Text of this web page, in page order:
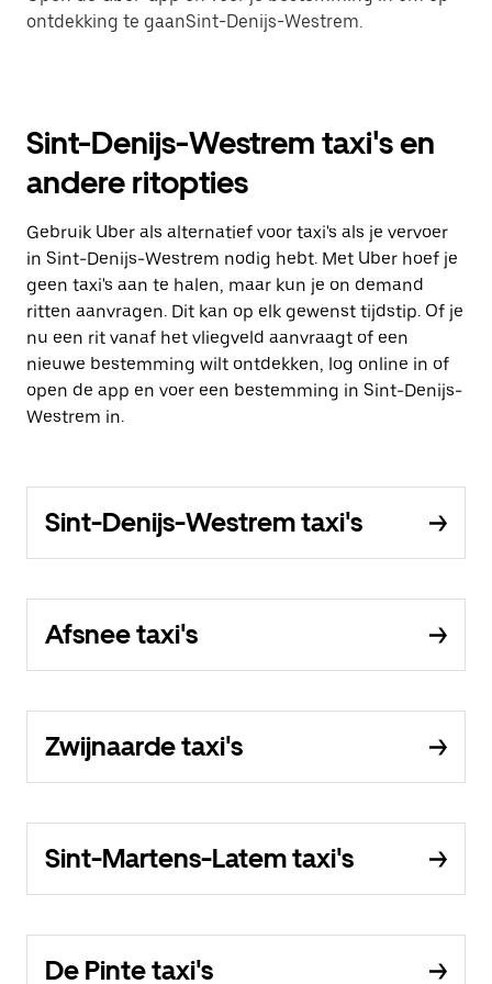
ontdekking te gaanSint-Denijs-Westrem.
Sint-Denijs-Westrem taxi's en
andere ritopties
Gebruik Uber als alternatief voor taxi's als je vervoer
in Sint-Denijs-Westrem nodig hebt. Met Uber hoef je
geen taxi's aan te halen, maar kun je on demand
ritten aanvragen. Dit kan op elk gewenst tijdstip. Of je
nu een rit vanaf het vliegveld aanvraagt of een
nieuwe bestemming wilt ontdekken, log online in of
open de app en voer een bestemming in Sint-Denijs-
Westrem in.
Sint-Denijs-Westrem taxi's
Afsnee taxi's
Zwijnaarde taxi's
Sint-Martens-Latem taxi's
De Pinte taxi's